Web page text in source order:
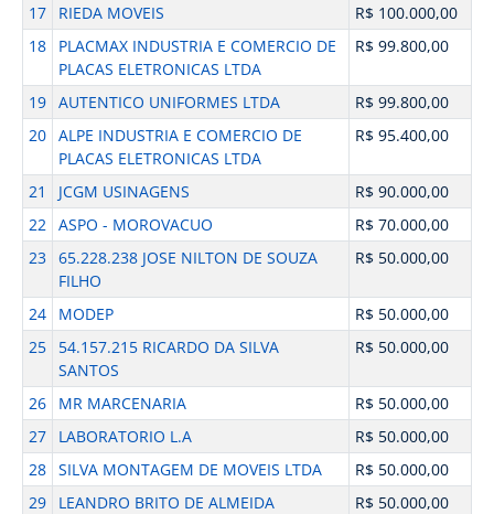
17
RIEDA MOVEIS
R$ 100.000,00
18
PLACMAX INDUSTRIA E COMERCIO DE
PLACAS ELETRONICAS LTDA
R$ 99.800,00
19 AUTENTICO UNIFORMES LTDA
R$ 99.800,00
20 ALPE INDUSTRIA E COMERCIO DE
PLACAS ELETRONICAS LTDA
R$ 95.400,00
21 JCGM USINAGENS
R$ 90.000,00
22 ASPO - MOROVACUO
R$ 70.000,00
23 65.228.238 JOSE NILTON DE SOUZA
FILHO
R$ 50.000,00
24 MODEP
R$ 50.000,00
25
54.157.215 RICARDO DA SILVA
SANTOS
R$ 50.000,00
26 MR MARCENARIA
R$ 50.000,00
27
LABORATORIO L.A
R$ 50.000,00
28 SILVA MONTAGEM DE MOVEIS LTDA
R$ 50.000,00
29
LEANDRO BRITO DE ALMEIDA
R$ 50.000,00